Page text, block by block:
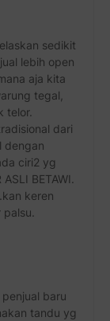
sedikit
lebih open
aja kita
tegal,
telor.
dari
dengan
ciri2 yg
BETAWI.
keren
baru
tandu yg